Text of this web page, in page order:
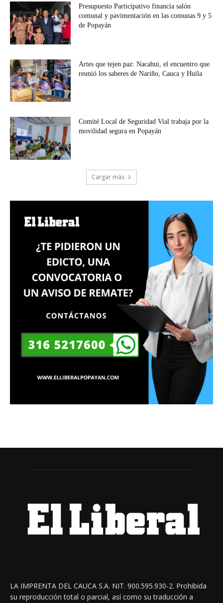
Presupuesto Participativo financia salón
comunal y pavimentación en las comunas 9 y 5
de Popayán
Artes que tejen paz: Nacahui, el encuentro que
reunió los saberes de Nariño, Cauca y Huila
Comité Local de Seguridad Vial trabaja por la
movilidad segura en Popayán
Cargar más
LA IMPRENTA DEL CAUCA S.A. NIT. 900.595.930-2. Prohibida
su reproducción total o parcial, así como su traducción a